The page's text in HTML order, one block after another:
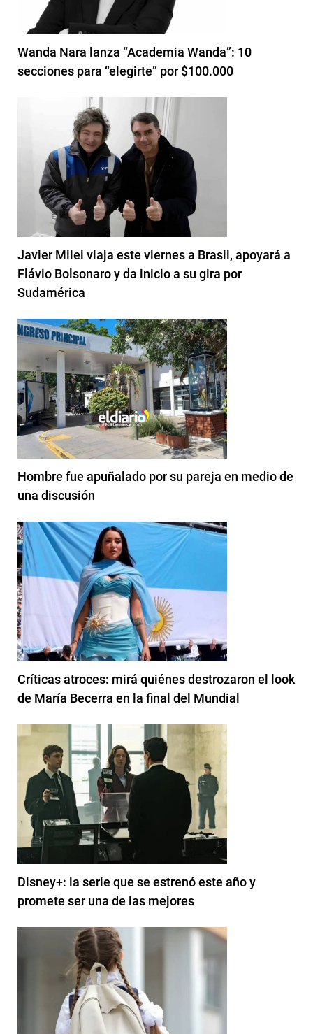
Wanda Nara lanza “Academia Wanda”: 10
secciones para “elegirte” por $100.000
Javier Milei viaja este viernes a Brasil, apoyará a
Flávio Bolsonaro y da inicio a su gira por
Sudamérica
Hombre fue apuñalado por su pareja en medio de
una discusión
Críticas atroces: mirá quiénes destrozaron el look
de María Becerra en la final del Mundial
Disney+: la serie que se estrenó este año y
promete ser una de las mejores